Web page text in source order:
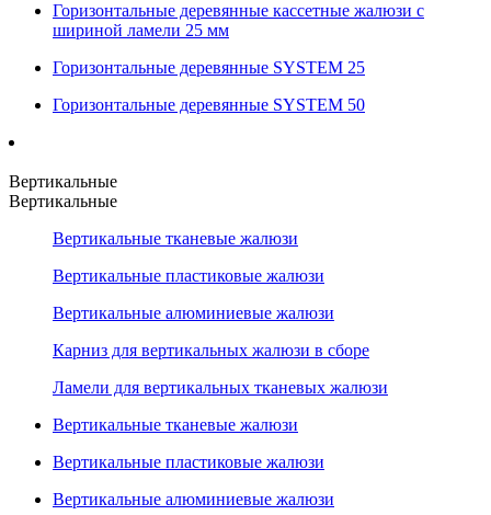
Горизонтальные деревянные кассетные жалюзи с
шириной ламели 25 мм
Горизонтальные деревянные SYSTEM 25
Горизонтальные деревянные SYSTEM 50
Вертикальные
Вертикальные
Вертикальные тканевые жалюзи
Вертикальные пластиковые жалюзи
Вертикальные алюминиевые жалюзи
Карниз для вертикальных жалюзи в сборе
Ламели для вертикальных тканевых жалюзи
Вертикальные тканевые жалюзи
Вертикальные пластиковые жалюзи
Вертикальные алюминиевые жалюзи